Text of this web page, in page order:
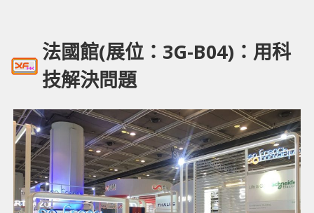
法國館(展位：3G-B04)：用科
技解決問題